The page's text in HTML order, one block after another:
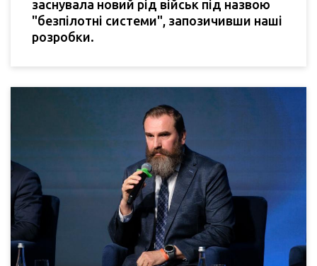
заснувала новий рід військ під назвою
"безпілотні системи", запозичивши наші
розробки.